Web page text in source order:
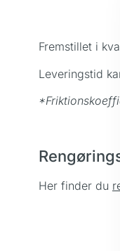
Fremstillet i
Leveringstid
Her finder du